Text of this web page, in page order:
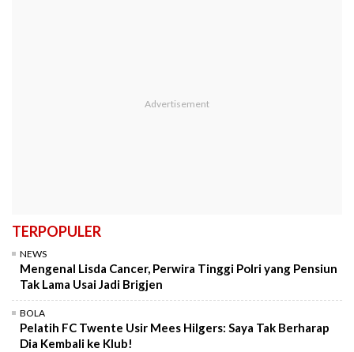
TERPOPULER
NEWS
Mengenal Lisda Cancer, Perwira Tinggi Polri yang Pensiun
Tak Lama Usai Jadi Brigjen
BOLA
Pelatih FC Twente Usir Mees Hilgers: Saya Tak Berharap
Dia Kembali ke Klub!